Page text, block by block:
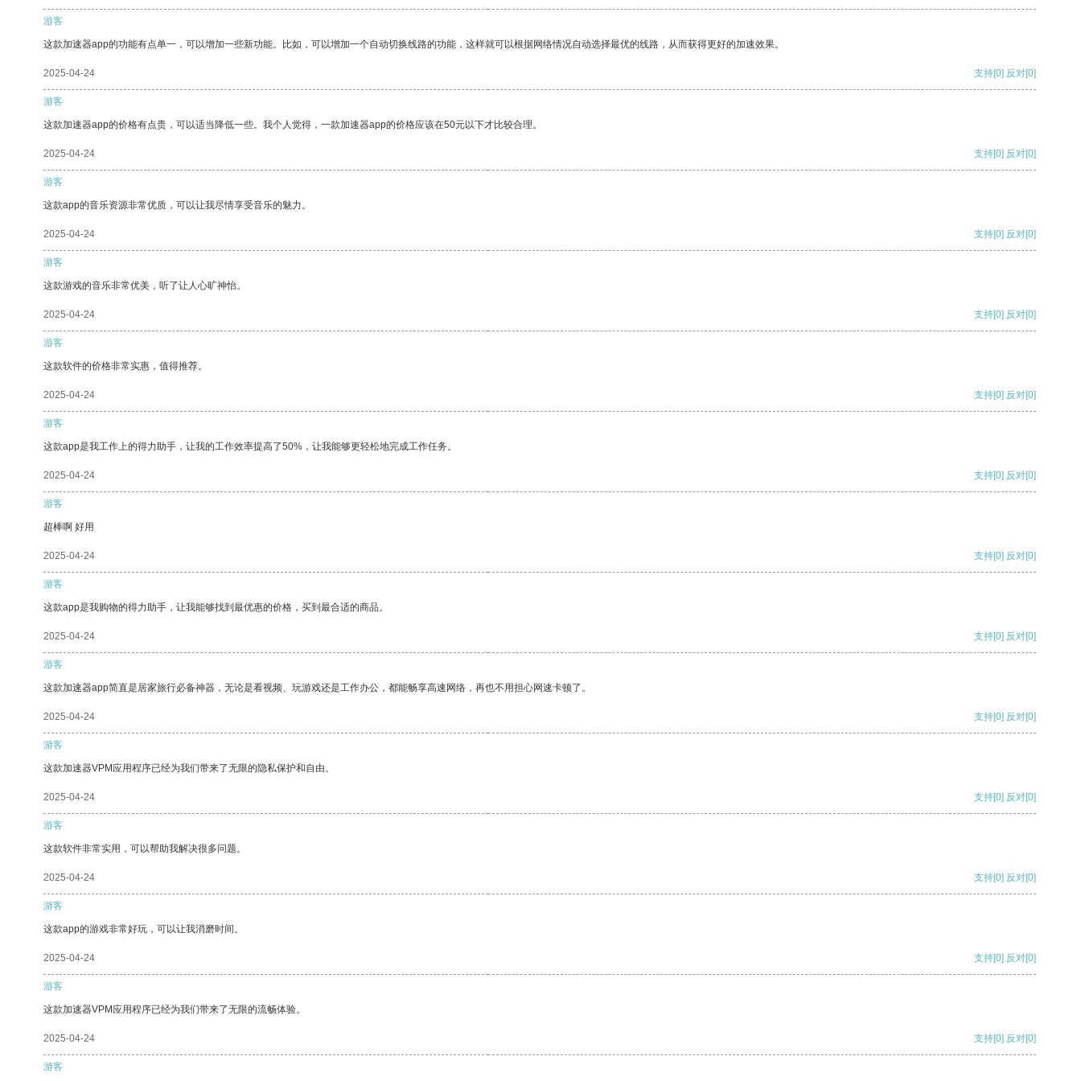
游客
这款加速器app的功能有点单一，可以增加一些新功能。比如，可以增加一个自动切换线路的功能，这样就可以根据网络情况自动选择最优的线路，从而获得更好的加速效果。
2025-04-24 支持[0] 反对[0]
游客
这款加速器app的价格有点贵，可以适当降低一些。我个人觉得，一款加速器app的价格应该在50元以下才比较合理。
2025-04-24 支持[0] 反对[0]
游客
这款app的音乐资源非常优质，可以让我尽情享受音乐的魅力。
2025-04-24 支持[0] 反对[0]
游客
这款游戏的音乐非常优美，听了让人心旷神怡。
2025-04-24 支持[0] 反对[0]
游客
这款软件的价格非常实惠，值得推荐。
2025-04-24 支持[0] 反对[0]
游客
这款app是我工作上的得力助手，让我的工作效率提高了50%，让我能够更轻松地完成工作任务。
2025-04-24 支持[0] 反对[0]
游客
超棒啊 好用
2025-04-24 支持[0] 反对[0]
游客
这款app是我购物的得力助手，让我能够找到最优惠的价格，买到最合适的商品。
2025-04-24 支持[0] 反对[0]
游客
这款加速器app简直是居家旅行必备神器，无论是看视频、玩游戏还是工作办公，都能畅享高速网络，再也不用担心网速卡顿了。
2025-04-24 支持[0] 反对[0]
游客
这款加速器VPM应用程序已经为我们带来了无限的隐私保护和自由。
2025-04-24 支持[0] 反对[0]
游客
这款软件非常实用，可以帮助我解决很多问题。
2025-04-24 支持[0] 反对[0]
游客
这款app的游戏非常好玩，可以让我消磨时间。
2025-04-24 支持[0] 反对[0]
游客
这款加速器VPM应用程序已经为我们带来了无限的流畅体验。
2025-04-24 支持[0] 反对[0]
游客